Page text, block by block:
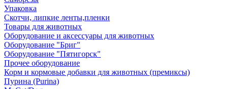
Упаковка
Скотчи, липкие ленты,пленки
Товары для животных
Оборудование и аксессуары для животных
Оборудование "Бриг"
Оборудование "Пятигорск"
Прочее оборудование
Корм и кормовые добавки для животных (премиксы)
Пурина (Purina)